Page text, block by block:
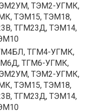
ТЭМ2-УГМК,
ТЭМ15, ТЭМ18,
ТГМ23Д, ТЭМ14,
ТГМ4-УГМК,
ТГМ6-УГМК,
ТЭМ2-УГМК,
ТЭМ15, ТЭМ18,
ТГМ23Д, ТЭМ14,